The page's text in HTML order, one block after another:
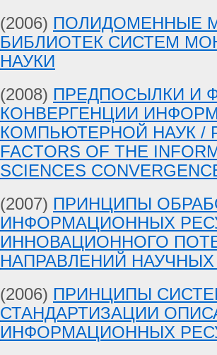
(2006) ПОЛИДОМЕННЫЕ
БИБЛИОТЕК СИСТЕМ
НАУКИ
(2008) ПРЕДПОСЫЛКИ И
КОНВЕРГЕНЦИИ
КОМПЬЮТЕРНОЙ НАУК /
FACTORS OF THE
SCIENCES
(2007) ПРИНЦИПЫ
ИНФОРМАЦИОННЫХ
ИННОВАЦИОННОГО
НАПРАВЛЕНИЙ
(2006) ПРИНЦИПЫ
СТАНДАРТИЗАЦИИ
ИНФОРМАЦИОННЫХ